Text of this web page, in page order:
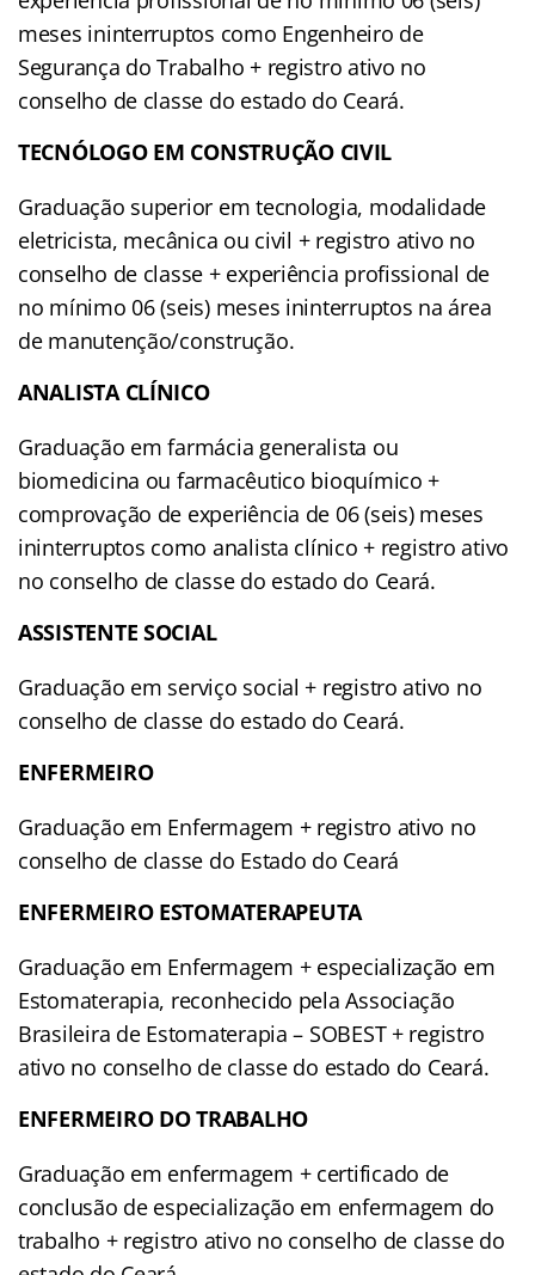
meses ininterruptos como Engenheiro de
Segurança do Trabalho + registro ativo no
conselho de classe do estado do Ceará.
TECNÓLOGO EM CONSTRUÇÃO CIVIL
Graduação superior em tecnologia, modalidade
eletricista, mecânica ou civil + registro ativo no
conselho de classe + experiência profissional de
no mínimo 06 (seis) meses ininterruptos na área
de manutenção/construção.
ANALISTA CLÍNICO
Graduação em farmácia generalista ou
biomedicina ou farmacêutico bioquímico +
comprovação de experiência de 06 (seis) meses
ininterruptos como analista clínico + registro ativo
no conselho de classe do estado do Ceará.
ASSISTENTE SOCIAL
Graduação em serviço social + registro ativo no
conselho de classe do estado do Ceará.
ENFERMEIRO
Graduação em Enfermagem + registro ativo no
conselho de classe do Estado do Ceará
ENFERMEIRO ESTOMATERAPEUTA
Graduação em Enfermagem + especialização em
Estomaterapia, reconhecido pela Associação
Brasileira de Estomaterapia – SOBEST + registro
ativo no conselho de classe do estado do Ceará.
ENFERMEIRO DO TRABALHO
Graduação em enfermagem + certificado de
conclusão de especialização em enfermagem do
trabalho + registro ativo no conselho de classe do